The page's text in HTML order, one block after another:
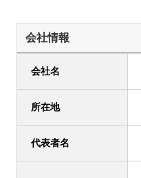
会社情報
会社名
所在地
代表者名